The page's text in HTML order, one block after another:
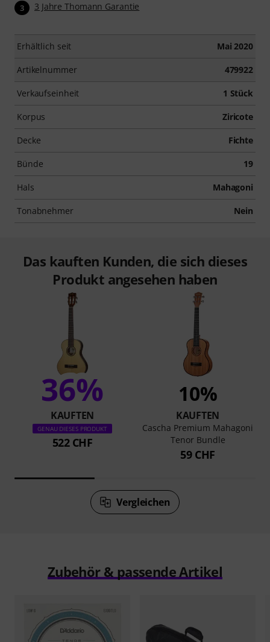
3 3 Jahre Thomann Garantie
Erhältlich seit Mai 2020
Artikelnummer 479922
Verkaufseinheit 1 Stück
Korpus Ziricote
Decke Fichte
Bünde 19
Hals Mahagoni
Tonabnehmer Nein
Das kauften Kunden, die sich dieses
Produkt angesehen haben
36%
KAUFTEN
GENAU DIESES PRODUKT
522 CHF
10%
KAUFTEN
Cascha Premium Mahagoni
Tenor Bundle
59 CHF
Vergleichen
Zubehör & passende Artikel